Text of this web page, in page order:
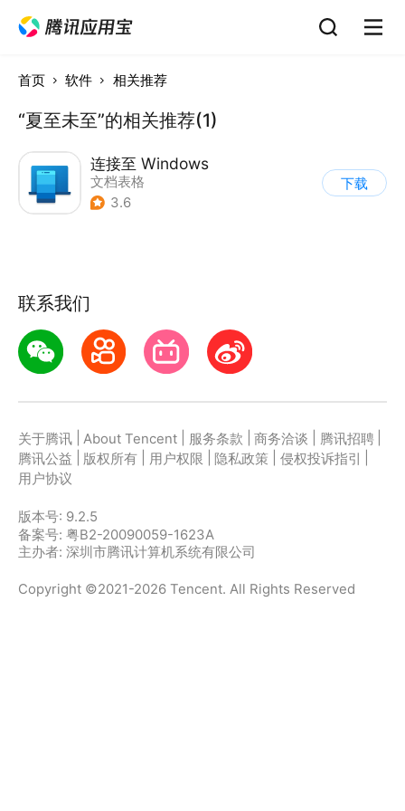
首页 软件 相关推荐
“夏至未至”的相关推荐(1)
连接至 Windows
文档表格
3.6
下载
联系我们
关于腾讯 About Tencent 服务条款 商务洽谈 腾讯招聘
腾讯公益
版权所有 用户权限 隐私政策 侵权投诉指引
用户协议
版本号: 9.2.5
备案号: 粤B2-20090059-1623A
主办者: 深圳市腾讯计算机系统有限公司
Copyright ©2021-2026 Tencent. All Rights Reserved